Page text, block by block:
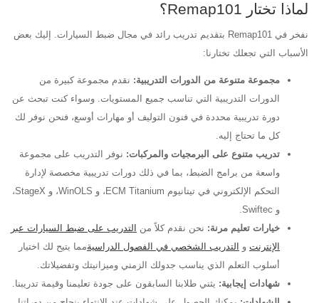
لماذا تختار Remap101؟
نفخر في Remap101 بتقديم تدريب رائد في مجال ضبط السيارات. إليك بعض
الأسباب التي تجعلك تختارنا:
مجموعة متنوعة من الدورات التدريبية: نقدم مجموعة كبيرة من
الدورات التدريبية التي تناسب جميع المستويات. وسواء كنت تبحث عن
دورة تدريبية محددة في فنون التوليف أو مهارات أوسع، فنحن نوفر لك
كل ما تحتاج إليه.
تدريب متنوع على البرمجيات والمركبات: نوفر التدريب على مجموعة
واسعة من برامج الضبط، بما في ذلك دورات تدريبية مخصصة لإدارة
التحكم الإلكتروني في تيتانيوم ECM Titanium، و WinOLS، و StageX،
و Swiftec.
خيارات تعليم مرنة: نحن نقدم كلاً من
التدريب على ضبط السيارات عبر
الإنترنت و التدريب الشخصي في الفصول الدراسيةمما يتيح لك اختيار
أسلوب التعلم الذي يناسب جدولك الزمني وميزانيتك وتفضيلاتك.
شهادات إيجابية: يثني طلابنا السابقون على جودة تعليمنا وقيمة تدريبنا.